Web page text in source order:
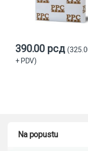
390.00 рсд (
+ PDV)
Na popustu